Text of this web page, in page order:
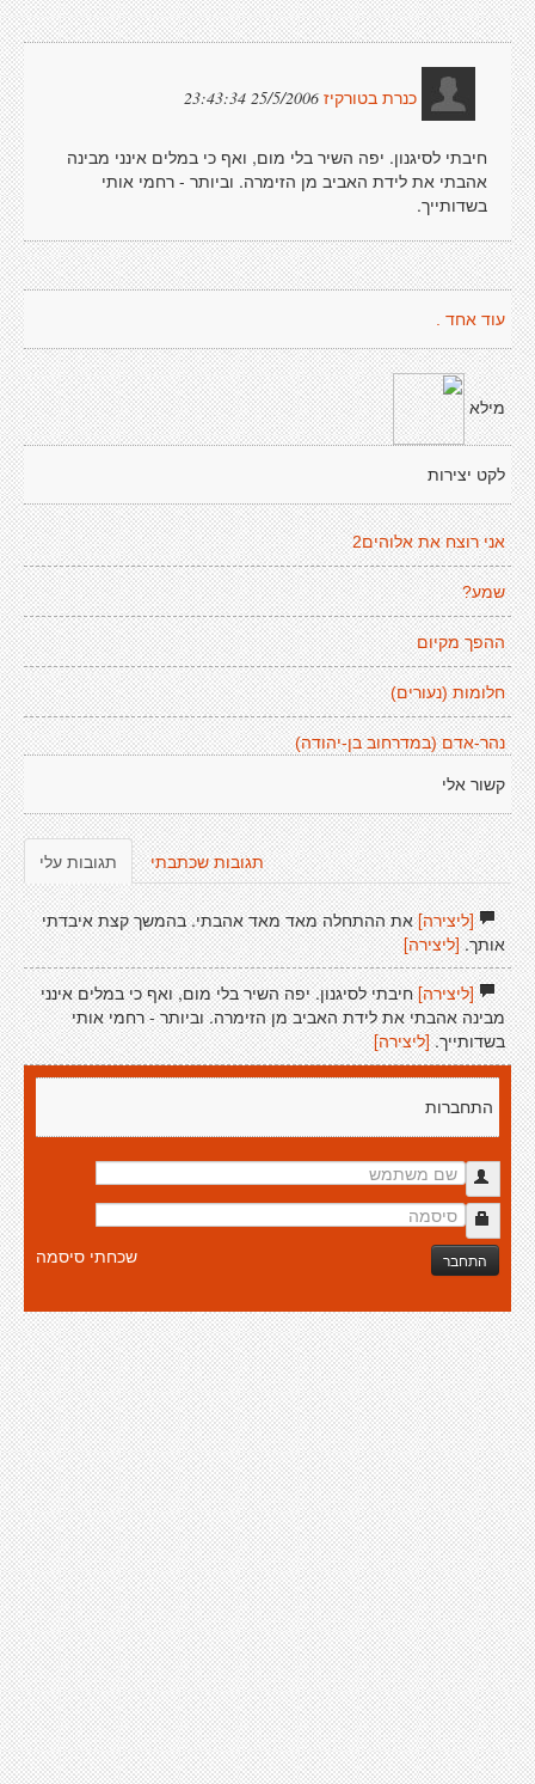
כנרת בטורקיז 25/5/2006 23:43:34
חיבתי לסיגנון. יפה השיר בלי מום, ואף כי במלים אינני מבינה
אהבתי את לידת האביב מן הזימרה. וביותר - רחמי אותי
בשדותייך.
עוד אחד .
מילא
לקט יצירות
אני רוצח את אלוהים2
שמע?
ההפך מקיום
חלומות (נעורים)
נהר-אדם (במדרחוב בן-יהודה)
קשור אלי
תגובות עלי תגובות שכתבתי
[ליצירה]את ההתחלה מאד מאד אהבתי. בהמשך קצת איבדתי
אותך. [ליצירה]
[ליצירה]חיבתי לסיגנון. יפה השיר בלי מום, ואף כי במלים אינני
מבינה אהבתי את לידת האביב מן הזימרה. וביותר - רחמי אותי
בשדותייך. [ליצירה]
התחברות
התחבר שכחתי סיסמה